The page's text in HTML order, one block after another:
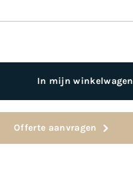
In mijn winkelwagen
Offerte aanvragen